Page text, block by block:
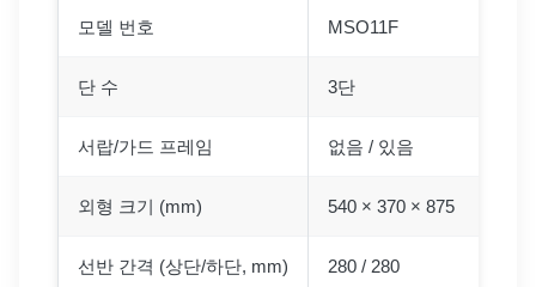
모델 번호 MSO11F
단 수 3단
서랍/가드 프레임 없음 / 있음
외형 크기 (mm) 540 × 370 × 875
선반 간격 (상단/하단, mm) 280 / 280